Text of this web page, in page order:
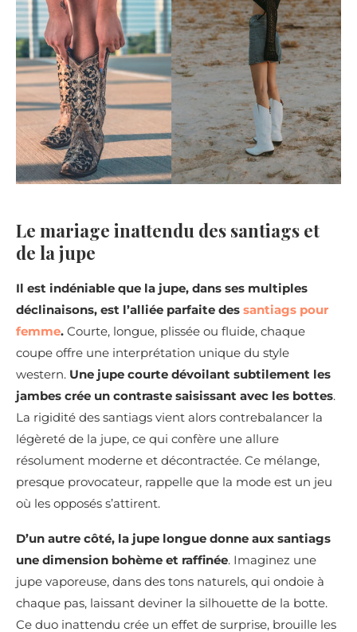
Le mariage inattendu des santiags et
de la jupe
Il est indéniable que la jupe, dans ses multiples
déclinaisons, est l’alliée parfaite des santiags pour
femme. Courte, longue, plissée ou fluide, chaque
coupe offre une interprétation unique du style
western. Une jupe courte dévoilant subtilement les
jambes crée un contraste saisissant avec les bottes.
La rigidité des santiags vient alors contrebalancer la
légèreté de la jupe, ce qui confère une allure
résolument moderne et décontractée. Ce mélange,
presque provocateur, rappelle que la mode est un jeu
où les opposés s’attirent.
D’un autre côté, la jupe longue donne aux santiags
une dimension bohème et raffinée. Imaginez une
jupe vaporeuse, dans des tons naturels, qui ondoie à
chaque pas, laissant deviner la silhouette de la botte.
Ce duo inattendu crée un effet de surprise, brouille les